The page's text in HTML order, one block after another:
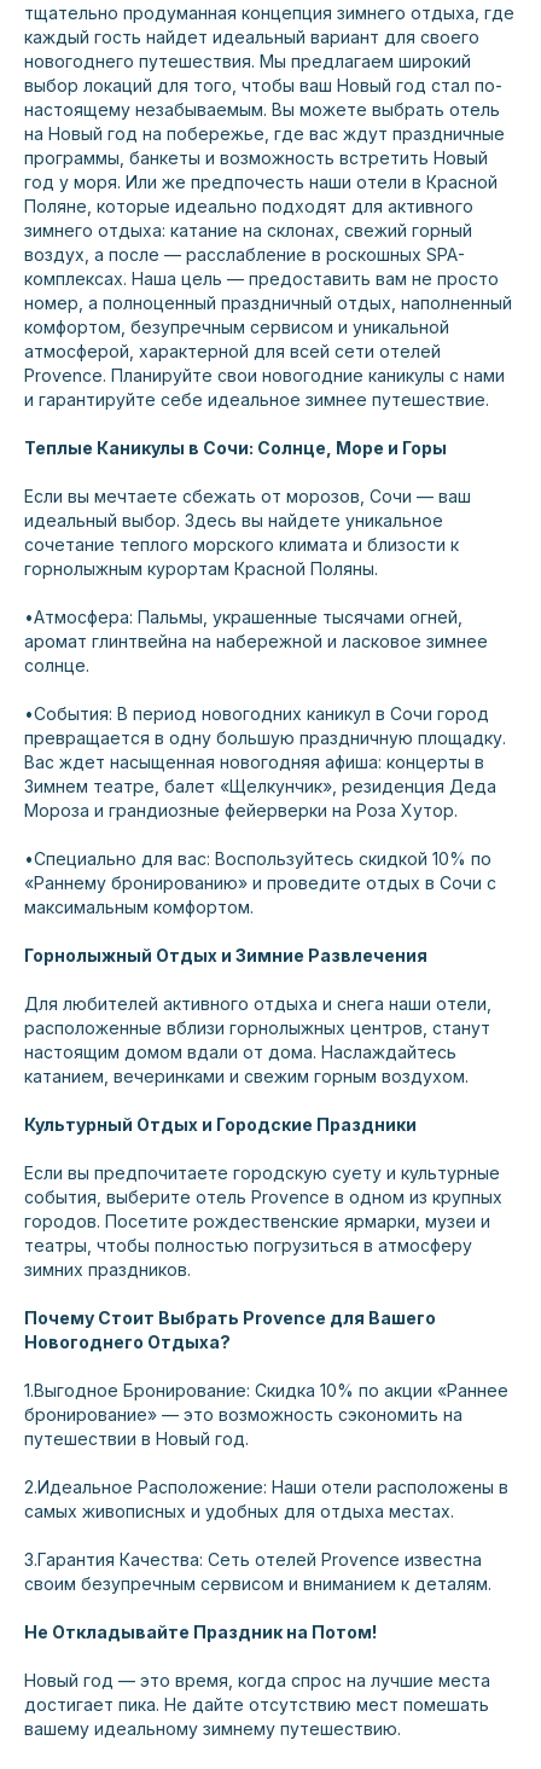
тщательно продуманная концепция зимнего отдыха, где
каждый гость найдет идеальный вариант для своего
новогоднего путешествия. Мы предлагаем широкий
выбор локаций для того, чтобы ваш Новый год стал по-
настоящему незабываемым. Вы можете выбрать отель
на Новый год на побережье, где вас ждут праздничные
программы, банкеты и возможность встретить Новый
год у моря. Или же предпочесть наши отели в Красной
Поляне, которые идеально подходят для активного
зимнего отдыха: катание на склонах, свежий горный
воздух, а после — расслабление в роскошных SPA-
комплексах. Наша цель — предоставить вам не просто
номер, а полноценный праздничный отдых, наполненный
комфортом, безупречным сервисом и уникальной
атмосферой, характерной для всей сети отелей
Provence. Планируйте свои новогодние каникулы с нами
и гарантируйте себе идеальное зимнее путешествие.
Теплые Каникулы в Сочи: Солнце, Море и Горы
Если вы мечтаете сбежать от морозов, Сочи — ваш
идеальный выбор. Здесь вы найдете уникальное
сочетание теплого морского климата и близости к
горнолыжным курортам Красной Поляны.
•Атмосфера: Пальмы, украшенные тысячами огней,
аромат глинтвейна на набережной и ласковое зимнее
солнце.
•События: В период новогодних каникул в Сочи город
превращается в одну большую праздничную площадку.
Вас ждет насыщенная новогодняя афиша: концерты в
Зимнем театре, балет «Щелкунчик», резиденция Деда
Мороза и грандиозные фейерверки на Роза Хутор.
•Специально для вас: Воспользуйтесь скидкой 10% по
«Раннему бронированию» и проведите отдых в Сочи с
максимальным комфортом.
Горнолыжный Отдых и Зимние Развлечения
Для любителей активного отдыха и снега наши отели,
расположенные вблизи горнолыжных центров, станут
настоящим домом вдали от дома. Наслаждайтесь
катанием, вечеринками и свежим горным воздухом.
Культурный Отдых и Городские Праздники
Если вы предпочитаете городскую суету и культурные
события, выберите отель Provence в одном из крупных
городов. Посетите рождественские ярмарки, музеи и
театры, чтобы полностью погрузиться в атмосферу
зимних праздников.
Почему Стоит Выбрать Provence для Вашего
Новогоднего Отдыха?
1.Выгодное Бронирование: Скидка 10% по акции «Раннее
бронирование» — это возможность сэкономить на
путешествии в Новый год.
2.Идеальное Расположение: Наши отели расположены в
самых живописных и удобных для отдыха местах.
3.Гарантия Качества: Сеть отелей Provence известна
своим безупречным сервисом и вниманием к деталям.
Не Откладывайте Праздник на Потом!
Новый год — это время, когда спрос на лучшие места
достигает пика. Не дайте отсутствию мест помешать
вашему идеальному зимнему путешествию.
КАК НАС НАЙТИ?
ОБ ОТЕЛЕ
АПАРТАМЕНТЫ
УСЛУГИ
АКЦИИ
СПА И СПОРТ
ОТДЕЛ БРОНИРОВАНИЯ
Ежедневно: 8:00–21:00
+7 (862) 445-55-90 (доб. 1)
Пн–Пт 9:00–18:00
ОТДЕЛ ПРОДАЖ
БЛОГ
personal@ukprovence.ru
РЕСЕПШН
+7 (862) 445-55-90 (доб. 2)
РЕЖИМ РАБОТЫ
Круглосуточно
ПОМОЧЬ С БРОНИРОВАНИЕМ